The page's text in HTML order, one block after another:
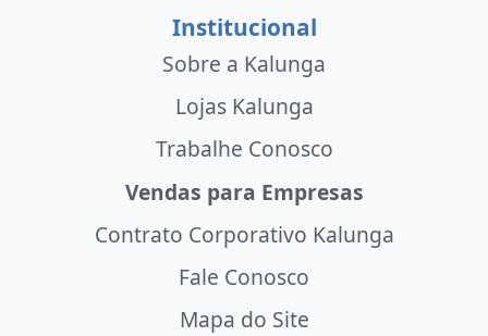
Institucional
Sobre a Kalunga
Lojas Kalunga
Trabalhe Conosco
Vendas para Empresas
Contrato Corporativo Kalunga
Fale Conosco
Mapa do Site